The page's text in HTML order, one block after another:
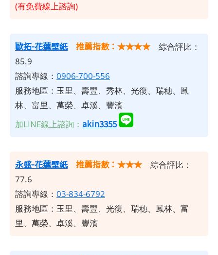
(有免費線上諮詢)
歐拓-花蓮壁紙 推薦指數：★★★★ 綜合評比：
85.9
諮詢專線： 0906-700-556
服務地區：玉里、壽豐、秀林、光復、瑞穗、鳳
林、富里、萬榮、卓溪、豐濱
加LINE線上諮詢： akin3355
永盛-花蓮壁紙 推薦指數：★★★ 綜合評比：
77.6
諮詢專線： 03-834-6792
服務地區：玉里、壽豐、光復、瑞穗、鳳林、富
里、萬榮、卓溪、豐濱